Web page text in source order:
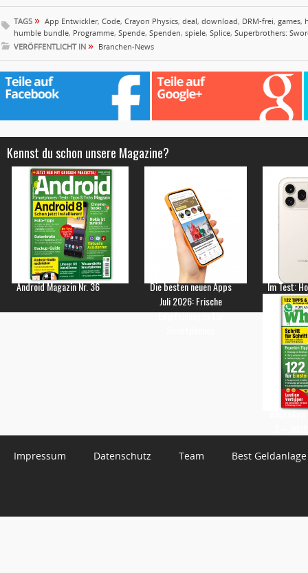
TAGS » App Entwickler, Code, Crayon Physics, deal, download, DRM-frei, games,
humble bundle, Programme, Spende, Spenden, spiele, Splice, Superbrothers:
VERÖFFENTLICHT IN » Branchen-News
Kennst du schon unsere Magazine?
Android Magazin Nr. 36
Die besten neuen Apps
Juli 2026: Frische
Empfehlungen für
Im Test:
Impressum Datenschutz Team Best Geldanlage